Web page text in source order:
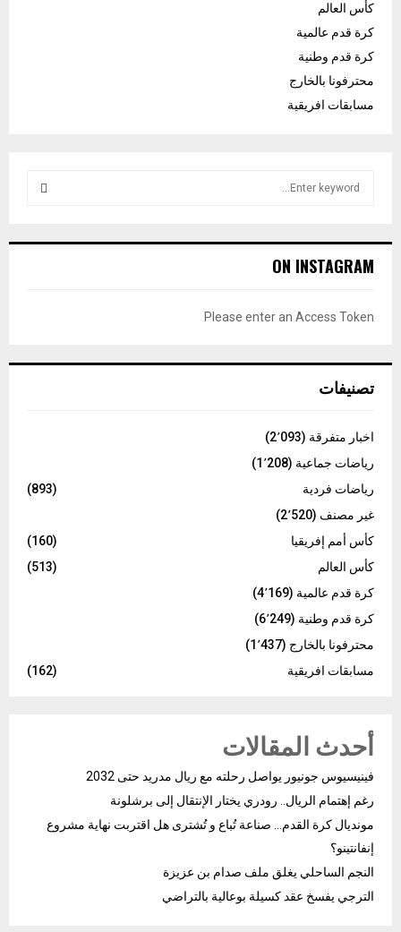
كأس العالم
كرة قدم عالمية
كرة قدم وطنية
محترفونا بالخارج
مسابقات افريقية
h
C
ON INSTAGRAM
Please enter an Access Token
تصنيفات
اخبار متفرقة (2٬093)
رياضات جماعية (1٬208)
رياضات فردية
(893)
غير مصنف (2٬520)
كأس أمم إفريقيا
(160)
كأس العالم
(513)
كرة قدم عالمية (4٬169)
كرة قدم وطنية (6٬249)
محترفونا بالخارج (1٬437)
مسابقات افريقية
(162)
أحدث المقالات
فينيسيوس جونيور يواصل رحلته مع ريال مدريد حتى 2032
رغم إهتمام الريال.. رودري يختار الإنتقال إلى برشلونة
مونديال كرة القدم… صناعة تُباع و تُشترى هل اقتربت نهاية مشروع
إنفانتينو؟
النجم الساحلي يغلق ملف صدام بن عزيزة
الترجي يفسخ عقد كسيلة بوعالية بالتراضي